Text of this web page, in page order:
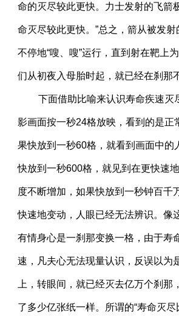
命的灭尽较此更快。力士发射的飞箭
命灭尽较此更快。”总之，箭从被发
不停地“嗖、嗖”运行，直到射在靶上
们从初夜入母胎时起，就已经在刹那
下面借助比喻来认识寿命疾速灭
影画面按一秒24格放映，看到的是正
果快放到一秒60格，就看到画面中的
快放到一秒600格，就见到在更快速
度不断增加，如果快放到一秒钟百千
快速地变动，人眼已经无法辨识。像
有情身心是一刹那变换一格，由于寿
速，凡夫心无法现量认识，反误以为
上，转眼间，就已经灭去亿万个刹那
了多少亿张纸一样。所谓的“寿命灭尽